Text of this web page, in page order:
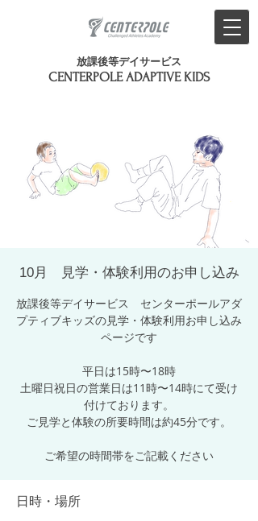
放課後等デイサービス
​CENTERPOLE ADAPTIVE KIDS
10月 見学・体験利用のお申し込み
放課後等デイサービス センターポールアダ
プティブキッズの見学・体験利用お申し込み
ページです
平日は15時〜18時
土曜日祝日の営業日は11時〜14時にて受け
付けております。
ご見学と体験の所要時間は約45分です。
ご希望の時間帯をご記載ください
日時・場所